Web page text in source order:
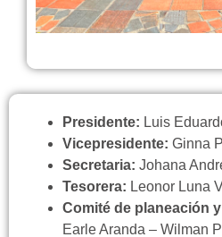
Presidente: Luis
Vicepresidente: Ginna
Secretaria: Johana
Tesorera: Leonor Luna
Comité de planeación
Earle Aranda – Wilman